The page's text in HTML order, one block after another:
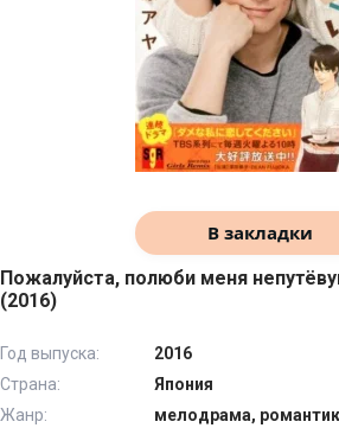
В закладки
Пожалуйста, полюби меня
(2016)
Год выпуска:
2016
Страна:
Япония
Жанр:
мелодрама,